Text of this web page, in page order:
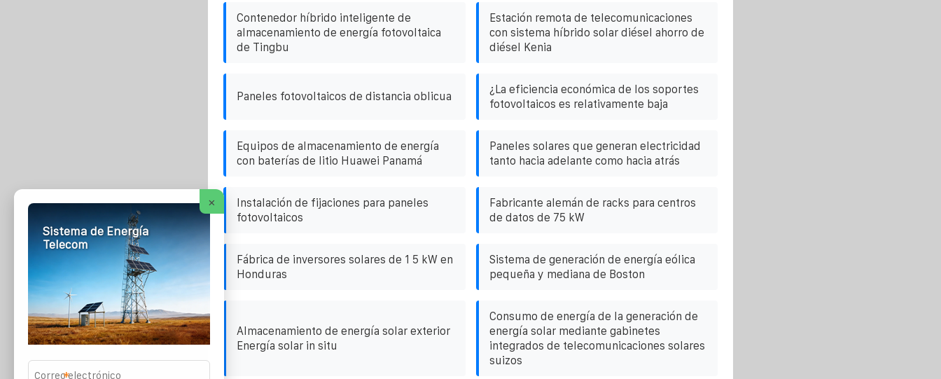
Contenedor híbrido inteligente de
almacenamiento de energía fotovoltaica
de Tingbu
Estación remota de telecomunicaciones
con sistema híbrido solar diésel ahorro de
diésel Kenia
Paneles fotovoltaicos de distancia oblicua
¿La eficiencia económica de los soportes
fotovoltaicos es relativamente baja
Equipos de almacenamiento de energía
con baterías de litio Huawei Panamá
Paneles solares que generan electricidad
tanto hacia adelante como hacia atrás
Instalación de fijaciones para paneles
fotovoltaicos
Fabricante alemán de racks para centros
de datos de 75 kW
Fábrica de inversores solares de 1 5 kW en
Honduras
Sistema de generación de energía eólica
pequeña y mediana de Boston
Almacenamiento de energía solar exterior
Energía solar in situ
Consumo de energía de la generación de
energía solar mediante gabinetes
integrados de telecomunicaciones solares
suizos
×
Sistema de Energía
Telecom